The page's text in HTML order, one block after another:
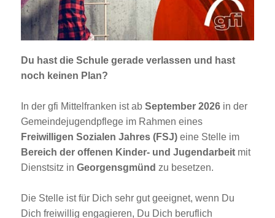
Jobportal
Presse und Medien
bbw e. V.
Karriere
Presse
News Archiv
Du hast die Schule gerade verlassen und hast
noch keinen Plan?
In der gfi Mittelfranken ist ab September 2026 in der
Gemeindejugendpflege im Rahmen eines
Freiwilligen Sozialen Jahres (FSJ) eine Stelle im
Bereich der offenen Kinder- und Jugendarbeitmit
Dienstsitz in Georgensgmünd zu besetzen.
Die Stelle ist für Dich sehr gut geeignet, wenn Du
Dich freiwillig engagieren, Du Dich beruflich